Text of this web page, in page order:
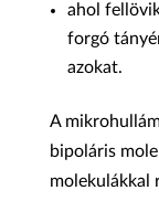
ahol
forgó
azokat.
A
bipoláris
molekulákkal